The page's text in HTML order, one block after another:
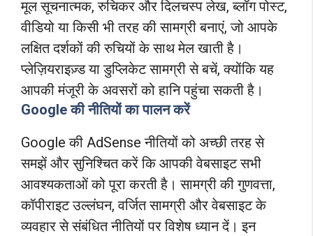
मूल सूचनात्मक, रुचिकर और दिलचस्प लेख, ब्लॉग पोस्ट,
वीडियो या किसी भी तरह की सामग्री बनाएं, जो आपके
लक्षित दर्शकों की रुचियों के साथ मेल खाती है।
प्लेज़ियराइज़्ड या डुप्लिकेट सामग्री से बचें, क्योंकि यह
आपकी मंजूरी के अवसरों को हानि पहुंचा सकती है।
Google की नीतियों का पालन करें
Google की AdSense नीतियों को अच्छी तरह से
समझें और सुनिश्चित करें कि आपकी वेबसाइट सभी
आवश्यकताओं को पूरा करती है। सामग्री की गुणवत्ता,
कॉपीराइट उल्लंघन, वर्जित सामग्री और वेबसाइट के
व्यवहार से संबंधित नीतियों पर विशेष ध्यान दें। इन